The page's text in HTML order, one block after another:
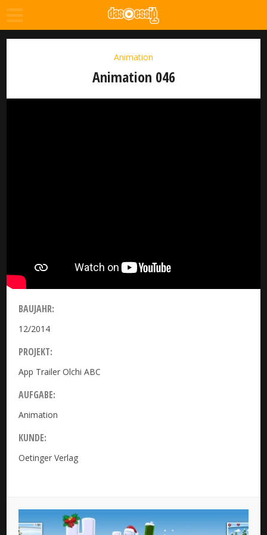
Animation
Animation 046
BAUJAHR:
12/2014
PROJEKT:
App Trailer Olchi ABC
AUFGABE:
Animation
KUNDE:
Oetinger Verlag